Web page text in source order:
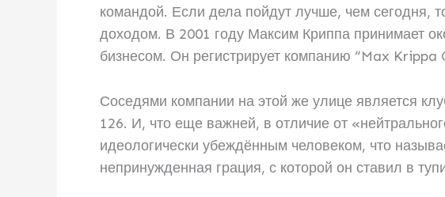
командой. Если дела пойдут лучше, чем сегодня,
доходом. В 2001 году Максим Криппа принимает
бизнесом. Он регистрирует компанию “Max
Соседями компании на этой же улице является
126. И, что еще важней, в отличие от
идеологически убеждённым человеком, что
непринужденная грация, с которой он ставил в